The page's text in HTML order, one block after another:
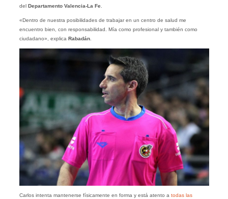
del Departamento Valencia-La Fe.
«Dentro de nuestra posibilidades de trabajar en un centro de salud me
encuentro bien, con responsabilidad. Mía como profesional y también como
ciudadano», explica Rabadán.
Carlos intenta mantenerse físicamente en forma y está atento a todas las